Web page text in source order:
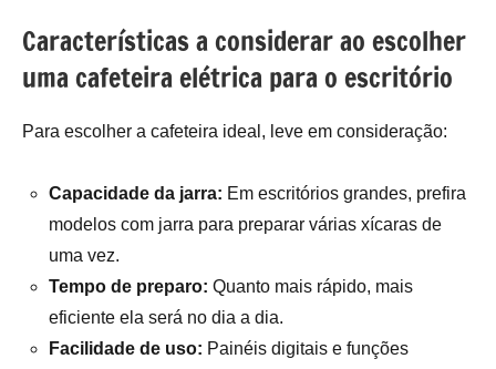
Características a considerar ao escolher
uma cafeteira elétrica para o escritório
Para escolher a cafeteira ideal, leve em consideração:
Capacidade da jarra: Em escritórios grandes, prefira
modelos com jarra para preparar várias xícaras de
uma vez.
Tempo de preparo: Quanto mais rápido, mais
eficiente ela será no dia a dia.
Facilidade de uso: Painéis digitais e funções